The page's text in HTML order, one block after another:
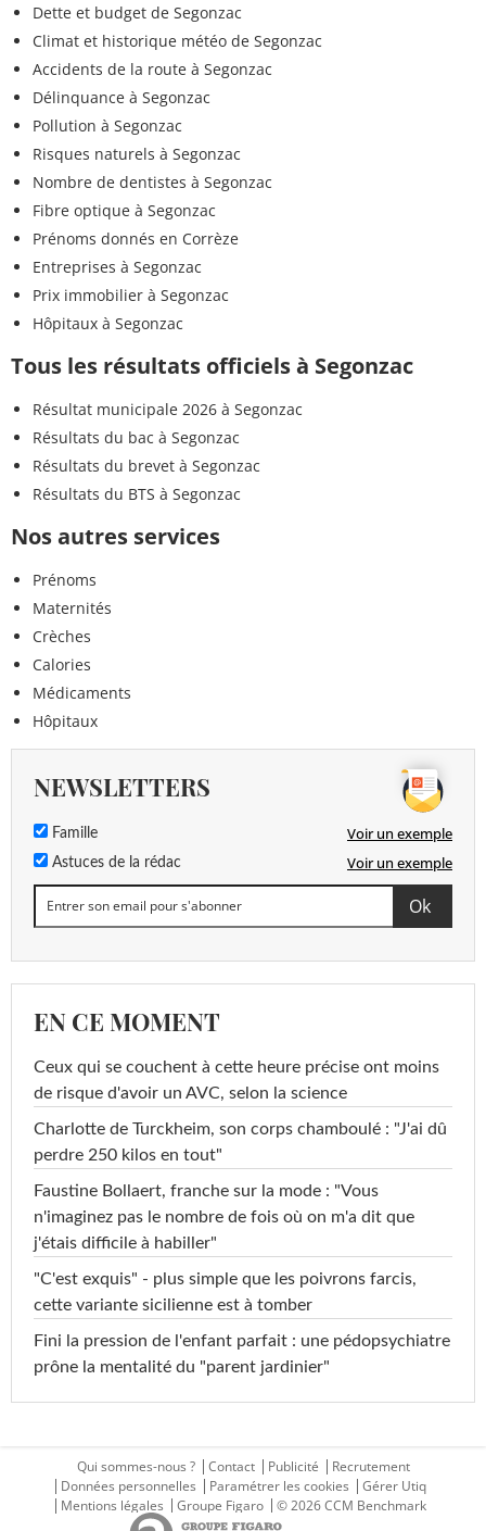
Dette et budget de Segonzac
Climat et historique météo de Segonzac
Accidents de la route à Segonzac
Délinquance à Segonzac
Pollution à Segonzac
Risques naturels à Segonzac
Nombre de dentistes à Segonzac
Fibre optique à Segonzac
Prénoms donnés en Corrèze
Entreprises à Segonzac
Prix immobilier à Segonzac
Hôpitaux à Segonzac
Tous les résultats officiels à Segonzac
Résultat municipale 2026 à Segonzac
Résultats du bac à Segonzac
Résultats du brevet à Segonzac
Résultats du BTS à Segonzac
Nos autres services
Prénoms
Maternités
Crèches
Calories
Médicaments
Hôpitaux
NEWSLETTERS
Famille Voir un exemple
Astuces de la rédac Voir un exemple
EN CE MOMENT
Ceux qui se couchent à cette heure précise ont moins
de risque d'avoir un AVC, selon la science
Charlotte de Turckheim, son corps chamboulé : "J'ai dû
perdre 250 kilos en tout"
Faustine Bollaert, franche sur la mode : "Vous
n'imaginez pas le nombre de fois où on m'a dit que
j'étais difficile à habiller"
"C'est exquis" - plus simple que les poivrons farcis,
cette variante sicilienne est à tomber
Fini la pression de l'enfant parfait : une pédopsychiatre
prône la mentalité du "parent jardinier"
Qui sommes-nous ? Contact Publicité
Recrutement
Données personnelles
Paramétrer les cookies
Gérer Utiq
Mentions légales
Groupe Figaro © 2026 CCM Benchmark